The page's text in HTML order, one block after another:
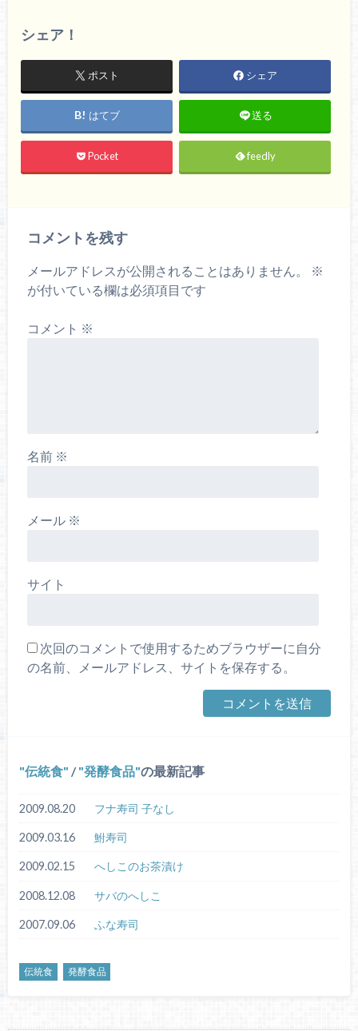
シェア！
ポスト シェア
はてブ 送る
Pocket feedly
コメントを残す
メールアドレスが公開されることはありません。
※
が付いている欄は必須項目です
コメント ※
名前 ※
メール ※
サイト
次回のコメントで使用するためブラウザーに自分
の名前、メールアドレス、サイトを保存する。
伝統食 / 発酵食品 の最新記事
2009.08.20 フナ寿司 子なし
2009.03.16 鮒寿司
2009.02.15 へしこのお茶漬け
2008.12.08 サバのへしこ
2007.09.06 ふな寿司
伝統食 発酵食品